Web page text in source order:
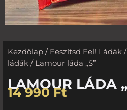
Kezdőlap / Feszítsd Fel! Ládák /
ládák / Lamour láda „S”
LAMOUR LÁDA
14 990Ft